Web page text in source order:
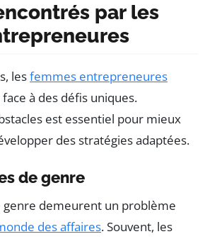
par les
lesfemmes entrepreneures
à des défis uniques.
est essentiel pour mieux
des stratégies adaptées.
de genre
genre demeurent un problème
des affaires. Souvent, les